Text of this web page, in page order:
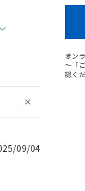
09/04
オン
～「
認く